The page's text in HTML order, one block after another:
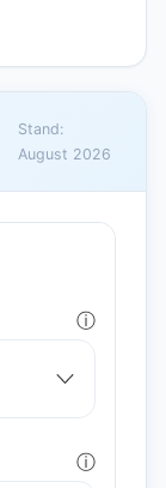
Stand:
August 2026